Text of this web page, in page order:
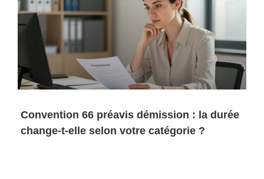
Convention 66 préavis démission : la durée
change-t-elle selon votre catégorie ?